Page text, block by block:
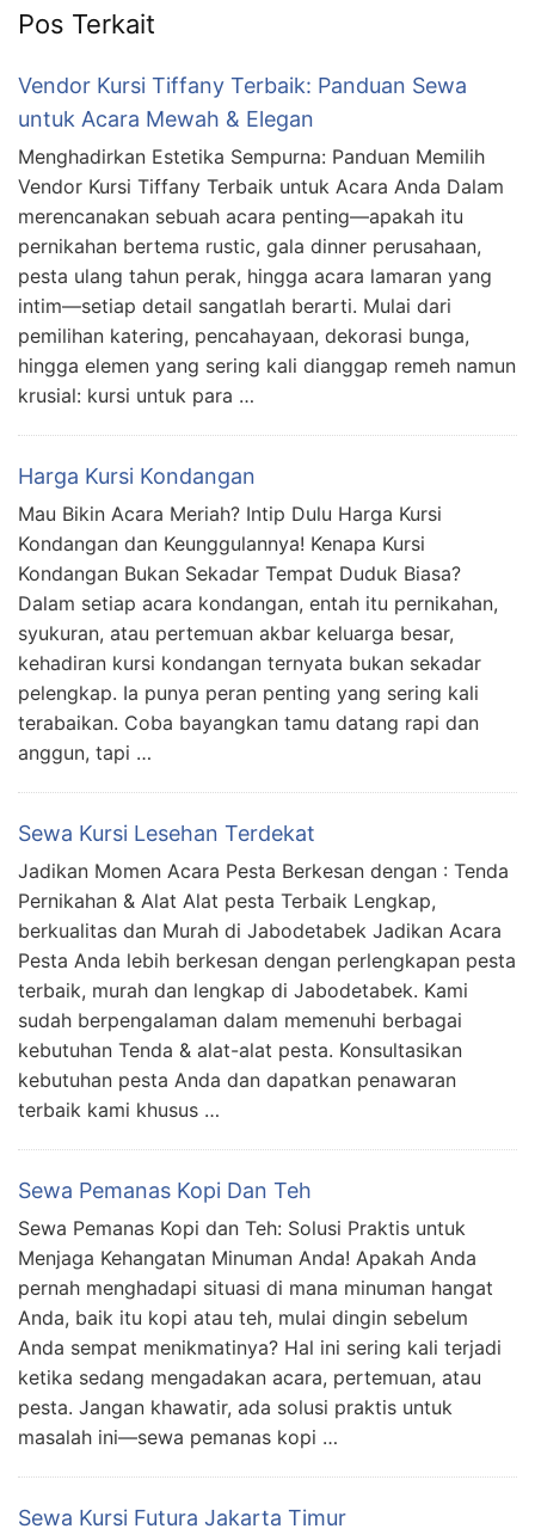
Pos Terkait
Vendor Kursi Tiffany Terbaik: Panduan Sewa
untuk Acara Mewah & Elegan
Menghadirkan Estetika Sempurna: Panduan Memilih
Vendor Kursi Tiffany Terbaik untuk Acara Anda Dalam
merencanakan sebuah acara penting—apakah itu
pernikahan bertema rustic, gala dinner perusahaan,
pesta ulang tahun perak, hingga acara lamaran yang
intim—setiap detail sangatlah berarti. Mulai dari
pemilihan katering, pencahayaan, dekorasi bunga,
hingga elemen yang sering kali dianggap remeh namun
krusial: kursi untuk para …
Harga Kursi Kondangan
Mau Bikin Acara Meriah? Intip Dulu Harga Kursi
Kondangan dan Keunggulannya! Kenapa Kursi
Kondangan Bukan Sekadar Tempat Duduk Biasa?
Dalam setiap acara kondangan, entah itu pernikahan,
syukuran, atau pertemuan akbar keluarga besar,
kehadiran kursi kondangan ternyata bukan sekadar
pelengkap. Ia punya peran penting yang sering kali
terabaikan. Coba bayangkan tamu datang rapi dan
anggun, tapi …
Sewa Kursi Lesehan Terdekat
Jadikan Momen Acara Pesta Berkesan dengan : Tenda
Pernikahan & Alat Alat pesta Terbaik Lengkap,
berkualitas dan Murah di Jabodetabek Jadikan Acara
Pesta Anda lebih berkesan dengan perlengkapan pesta
terbaik, murah dan lengkap di Jabodetabek. Kami
sudah berpengalaman dalam memenuhi berbagai
kebutuhan Tenda & alat-alat pesta. Konsultasikan
kebutuhan pesta Anda dan dapatkan penawaran
terbaik kami khusus …
Sewa Pemanas Kopi Dan Teh
Sewa Pemanas Kopi dan Teh: Solusi Praktis untuk
Menjaga Kehangatan Minuman Anda! Apakah Anda
pernah menghadapi situasi di mana minuman hangat
Anda, baik itu kopi atau teh, mulai dingin sebelum
Anda sempat menikmatinya? Hal ini sering kali terjadi
ketika sedang mengadakan acara, pertemuan, atau
pesta. Jangan khawatir, ada solusi praktis untuk
masalah ini—sewa pemanas kopi …
Sewa Kursi Futura Jakarta Timur